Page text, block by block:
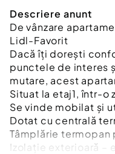
Descriere anunt
De vânzare
Lidl-Favorit
Dacă îți dorești
punctele de interes
mutare, acest
Situat la etaj1, într-o
Se vinde mobilat și
Dotat cu centrală
Tâmplărie termopan
Izolație exterioară –